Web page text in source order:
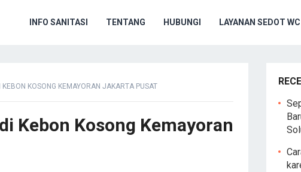
INFO SANITASI TENTANG HUBUNGI LAYANAN SEDOT WC
KOSONG KEMAYORAN JAKARTA PUSAT
Kebon Kosong Kemayoran